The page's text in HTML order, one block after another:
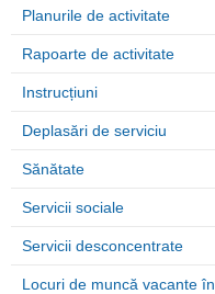
Planurile de activitate
Rapoarte de activitate
Instrucțiuni
Deplasări de serviciu
Sănătate
Servicii sociale
Servicii desconcentrate
Locuri de muncă vacante în